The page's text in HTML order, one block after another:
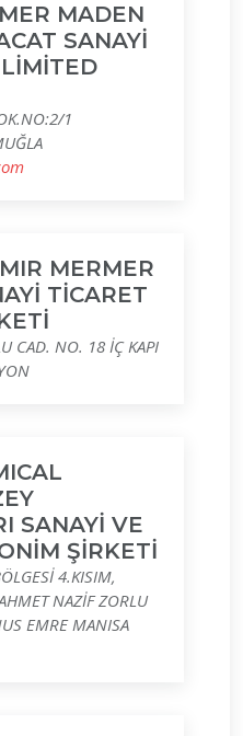
MADEN
SANAYİ
1
MERMER
TİCARET
CAD. NO. 18 İÇ KAPI
SANAYİ VE
ŞİRKETİ
4.KISIM,
NAZİF ZORLU
EMRE MANISA